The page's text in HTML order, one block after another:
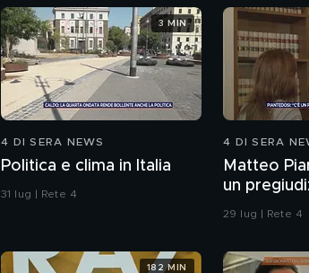
4 DI SERA NEWS
Politica e clima in Italia
31 lug | Rete 4
3 MIN
4 DI SERA
Matteo
un
confronti
29 lug | Rete 4
182 MIN